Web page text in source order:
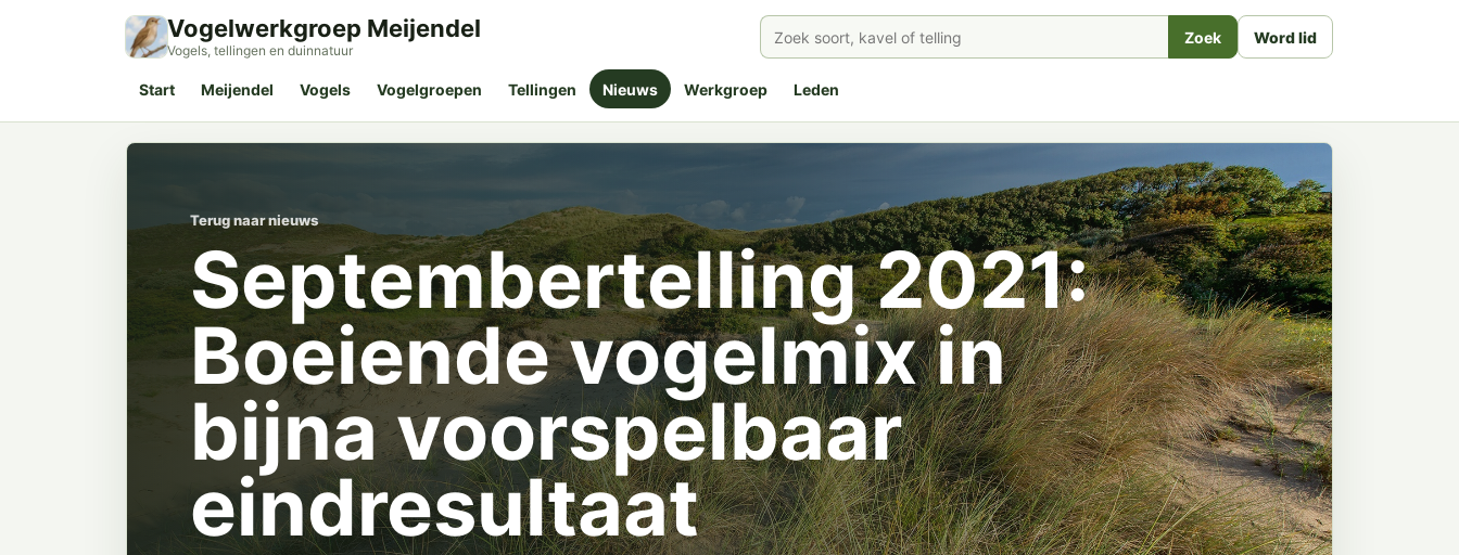
Vogelwerkgroep Meijendel
Vogels, tellingen en duinnatuur
Zoek Word lid
Start Meijendel Vogels Vogelgroepen Tellingen Nieuws Werkgroep Leden
Terug naar nieuws
Septembertelling 2021:
Boeiende vogelmix in
bijna voorspelbaar
eindresultaat